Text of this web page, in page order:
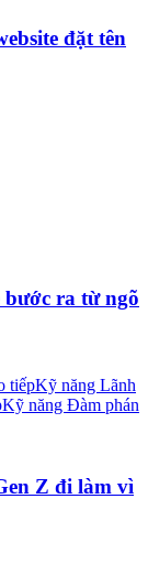
đặt tên
ra từ ngõ
tiếpKỹ năng Lãnh
Kỹ năng Đàm phán
Z đi làm vì